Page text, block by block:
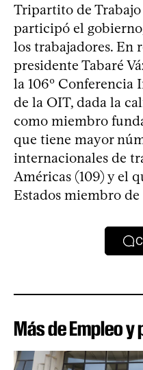
Tripartito de Trabajo
participó el
los trabajadores. En
presidente Tabaré
la 106º Conferencia
de la OIT, dada la
como miembro
que tiene mayor
internacionales de
Américas (109) y el
Estados miembro
Más de Empleo